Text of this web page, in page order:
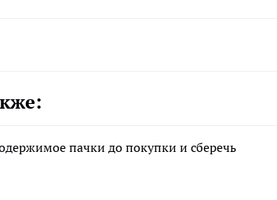
пачки до покупки и сберечь